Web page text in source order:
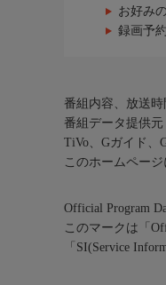
お好み
録画予
番組内容、放送
番組データ提供元
TiVo、Gガイド、
このホームペー
Official Program
このマークは「
「SI(Service